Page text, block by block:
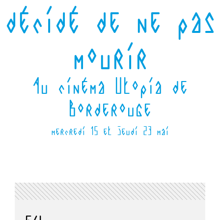
décidé de ne pas
mourir
Au cinéma Utopia de
Borderouge
mercredi 15 et jeudi 23 mai